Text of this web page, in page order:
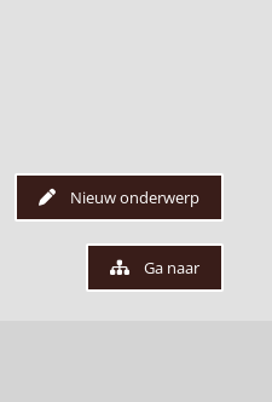
Nieuw onderwerp
Ga naar